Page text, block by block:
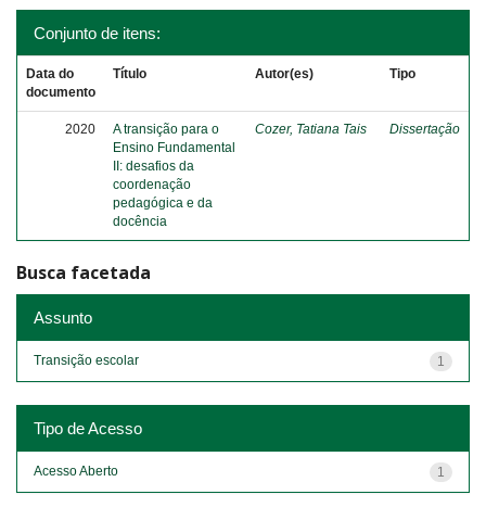
Conjunto de itens:
Data do
documento
Título Autor(es) Tipo
2020
A transição para o
Ensino Fundamental
II: desafios da
coordenação
pedagógica e da
docência
Cozer, Tatiana Tais Dissertação
Busca facetada
Assunto
1
Transição escolar
Tipo de Acesso
1
Acesso Aberto